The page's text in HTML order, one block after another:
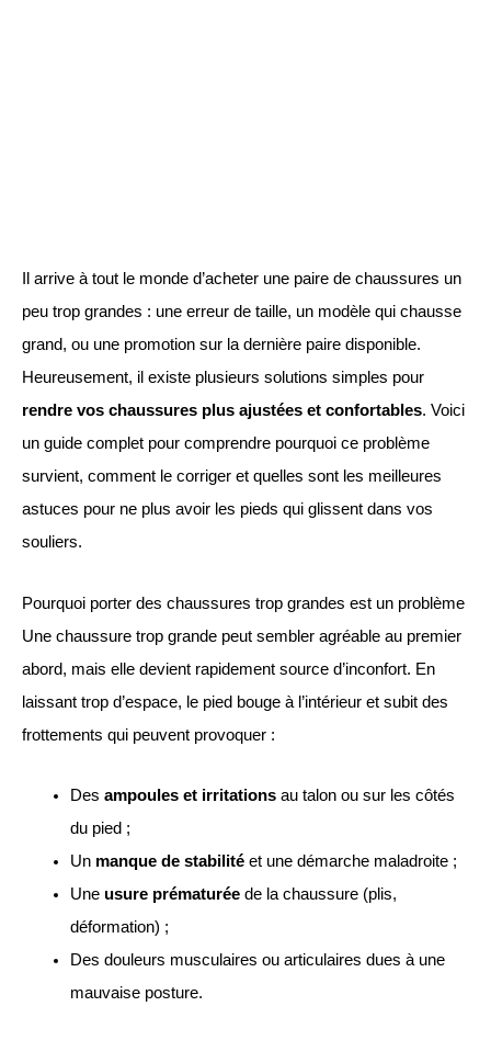
Il arrive à tout le monde d’acheter une paire de chaussures un
peu trop grandes : une erreur de taille, un modèle qui chausse
grand, ou une promotion sur la dernière paire disponible.
Heureusement, il existe plusieurs solutions simples pour
rendre vos chaussures plus ajustées et confortables. Voici
un guide complet pour comprendre pourquoi ce problème
survient, comment le corriger et quelles sont les meilleures
astuces pour ne plus avoir les pieds qui glissent dans vos
souliers.
Pourquoi porter des chaussures trop grandes est un problème
Une chaussure trop grande peut sembler agréable au premier
abord, mais elle devient rapidement source d’inconfort. En
laissant trop d’espace, le pied bouge à l’intérieur et subit des
frottements qui peuvent provoquer :
Des ampoules et irritationsau talon ou sur les côtés
du pied ;
Un manque de stabilitéet une démarche maladroite ;
Une usure prématuréede la chaussure (plis,
déformation) ;
Des douleurs musculaires ou articulaires dues à une
mauvaise posture.